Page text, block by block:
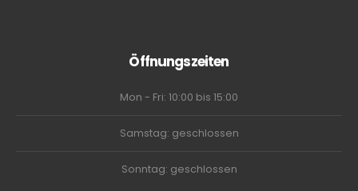
Öffnungszeiten
Mon - Fri: 10:00 bis 15:00
Samstag: geschlossen
Sonntag: geschlossen